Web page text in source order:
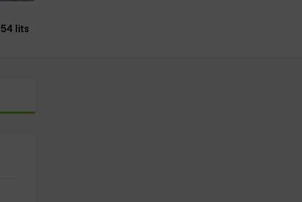
54 lits